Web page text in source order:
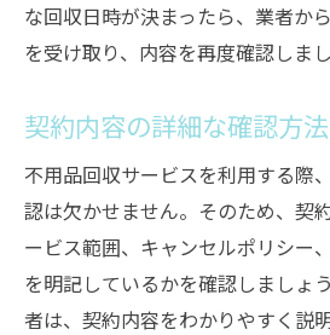
な回収日時が決まったら、業者か
を受け取り、内容を再度確認しまし
契約内容の詳細な確認方法
不用品回収サービスを利用する際
認は欠かせません。そのため、契
ービス範囲、キャンセルポリシー
を明記しているかを確認しましょ
者は、契約内容をわかりやすく説